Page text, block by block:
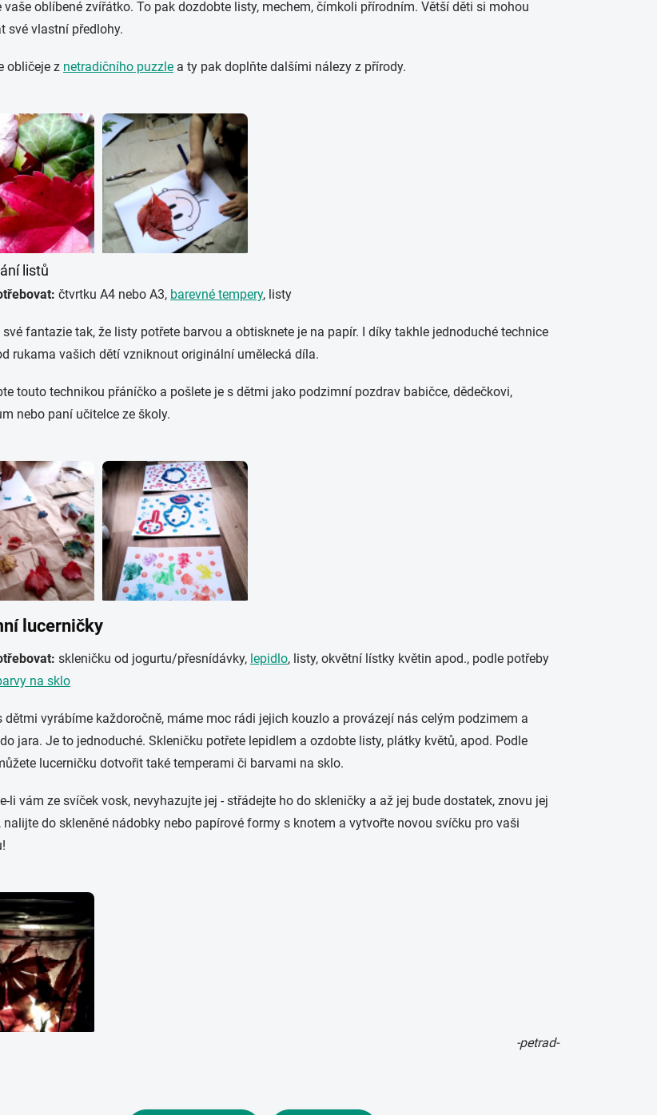
vaše oblíbené zvířátko. To pak dozdobte listy, mechem, čímkoli přírodním. Větší děti si mohou
své vlastní předlohy.
obličeje z netradičního puzzle a ty pak doplňte dalšími nálezy z přírody.
listů
čtvrtku A4 nebo A3, barevné tempery, listy
své fantazie tak, že listy potřete barvou a obtisknete je na papír. I díky takhle jednoduché technice
rukama vašich dětí vzniknout originální umělecká díla.
touto technikou přáníčko a pošlete je s dětmi jako podzimní pozdrav babičce, dědečkovi,
nebo paní učitelce ze školy.
lucerničky
skleničku od jogurtu/přesnídávky, lepidlo, listy, okvětní lístky květin apod., podle potřeby
na sklo
dětmi vyrábíme každoročně, máme moc rádi jejich kouzlo a provázejí nás celým podzimem a
jara. Je to jednoduché. Skleničku potřete lepidlem a ozdobte listy, plátky květů, apod. Podle
lucerničku dotvořit také temperami či barvami na sklo.
li vám ze svíček vosk, nevyhazujte jej - střádejte ho do skleničky a až jej bude dostatek, znovu jej
nalijte do skleněné nádobky nebo papírové formy s knotem a vytvořte novou svíčku pro vaši
-petrad-